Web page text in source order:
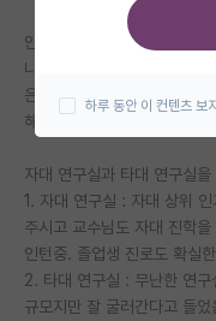
미국 대학원 합격 후
대학원 합격 후기 게
연구실(PI) 홍보 게
석박사 채용 정보 게
임용 정보 게시판
학부 인턴 게시판
안녕하세요. 현재 대학원 입
니다. 제 학부는 서성한 라인
은 분야입니다. 박사까지 할
해외는 생각을 접은 상태입니
자대 연구실과 타대 연구실
1. 자대 연구실 : 자대 상위
주시고 교수님도 자대 진학
인턴중. 졸업생 진로도 확실
2. 타대 연구실 : 무난한 연
규모지만 잘 굴러간다고 들
하루 동안 이 컨텐츠 보